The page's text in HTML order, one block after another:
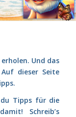
Und das
dieser Seite
Tipps für die
Schreib’s